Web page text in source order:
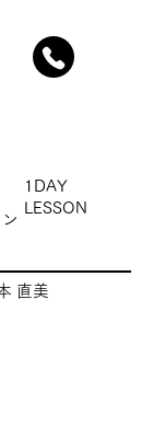
直美
1DAY
LESSON